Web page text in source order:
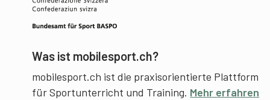
Was ist mobilesport.ch?
mobilesport.ch ist die praxisorientierte Plattform
für Sportunterricht und Training. Mehr erfahren